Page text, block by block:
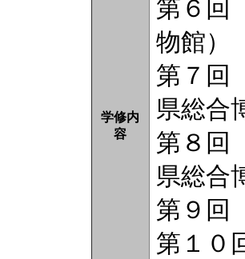
学修内
容
第６回
物館）
第７回
県総合
第８回
県総合
第９
第１